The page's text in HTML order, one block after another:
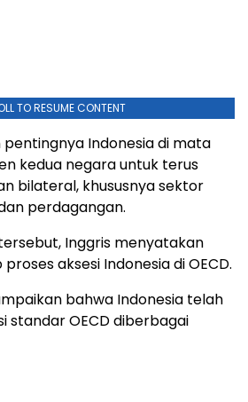
TO RESUME CONTENT
pentingnya Indonesia di mata
kedua negara untuk terus
bilateral, khususnya sektor
perdagangan.
Inggris menyatakan
aksesi Indonesia di OECD.
bahwa Indonesia telah
standar OECD diberbagai